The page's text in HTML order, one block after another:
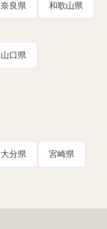
奈良県 和歌山県
山口県
大分県 宮崎県